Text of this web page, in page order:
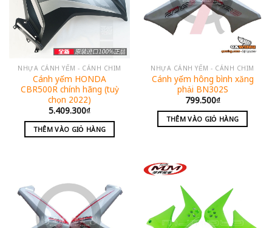
NHỰA CÁNH YẾM - CÁNH CHIM
Cánh yếm HONDA
CBR500R chính hãng (tuỳ
chọn 2022)
5.409.300₫
THÊM VÀO GIỎ HÀNG
NHỰA CÁNH YẾM - CÁNH CHIM
Cánh yếm hông bình xăng
phải BN302S
799.500₫
THÊM VÀO GIỎ HÀNG